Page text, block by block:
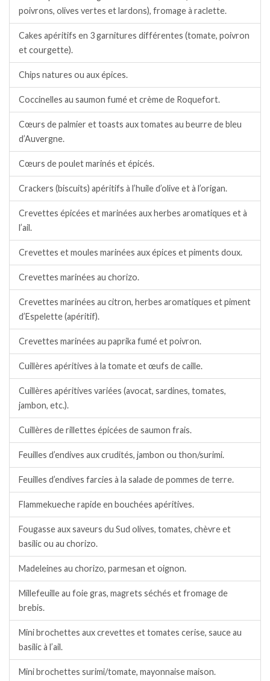
poivrons, olives vertes et lardons), fromage à raclette.
Cakes apéritifs en 3 garnitures différentes (tomate, poivron
et courgette).
Chips natures ou aux épices.
Coccinelles au saumon fumé et crème de Roquefort.
Cœurs de palmier et toasts aux tomates au beurre de bleu
d’Auvergne.
Cœurs de poulet marinés et épicés.
Crackers (biscuits) apéritifs à l’huile d’olive et à l’origan.
Crevettes épicées et marinées aux herbes aromatiques et à
l’ail.
Crevettes et moules marinées aux épices et piments doux.
Crevettes marinées au chorizo.
Crevettes marinées au citron, herbes aromatiques et piment
d’Espelette (apéritif).
Crevettes marinées au paprika fumé et poivron.
Cuillères apéritives à la tomate et œufs de caille.
Cuillères apéritives variées (avocat, sardines, tomates,
jambon, etc.).
Cuillères de rillettes épicées de saumon frais.
Feuilles d’endives aux crudités, jambon ou thon/surimi.
Feuilles d’endives farcies à la salade de pommes de terre.
Flammekueche rapide en bouchées apéritives.
Fougasse aux saveurs du Sud olives, tomates, chèvre et
basilic ou au chorizo.
Madeleines au chorizo, parmesan et oignon.
Millefeuille au foie gras, magrets séchés et fromage de
brebis.
Mini brochettes aux crevettes et tomates cerise, sauce au
basilic à l’ail.
Mini brochettes surimi/tomate, mayonnaise maison.